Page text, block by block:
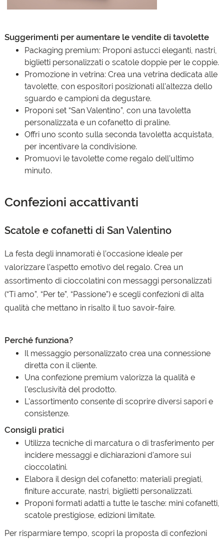
Suggerimenti per aumentare le vendite di tavolette
Packaging premium: Proponi astucci eleganti, nastri,
biglietti personalizzati o scatole doppie per le coppie.
Promozione in vetrina: Crea una vetrina dedicata alle
tavolette, con espositori posizionati all’altezza dello
sguardo e campioni da degustare.
Proponi set “San Valentino”, con una tavoletta
personalizzata e un cofanetto di praline.
Offri uno sconto sulla seconda tavoletta acquistata,
per incentivare la condivisione.
Promuovi le tavolette come regalo dell’ultimo
minuto.
Confezioni accattivanti
Scatole e cofanetti di San Valentino
La festa degli innamorati è l’occasione ideale per
valorizzare l’aspetto emotivo del regalo. Crea un
assortimento di cioccolatini con messaggi personalizzati
(“Ti amo”, “Per te”, “Passione”) e scegli confezioni di alta
qualità che mettano in risalto il tuo savoir-faire.
Perché funziona?
Il messaggio personalizzato crea una connessione
diretta con il cliente.
Una confezione premium valorizza la qualità e
l’esclusività del prodotto.
L'assortimento consente di scoprire diversi sapori e
consistenze.
Consigli pratici
Utilizza tecniche di marcatura o di trasferimento per
incidere messaggi e dichiarazioni d’amore sui
cioccolatini.
Elabora il design del cofanetto: materiali pregiati,
finiture accurate, nastri, biglietti personalizzati.
Proponi formati adatti a tutte le tasche: mini cofanetti,
scatole prestigiose, edizioni limitate.
Per risparmiare tempo, scopri la proposta di confezioni